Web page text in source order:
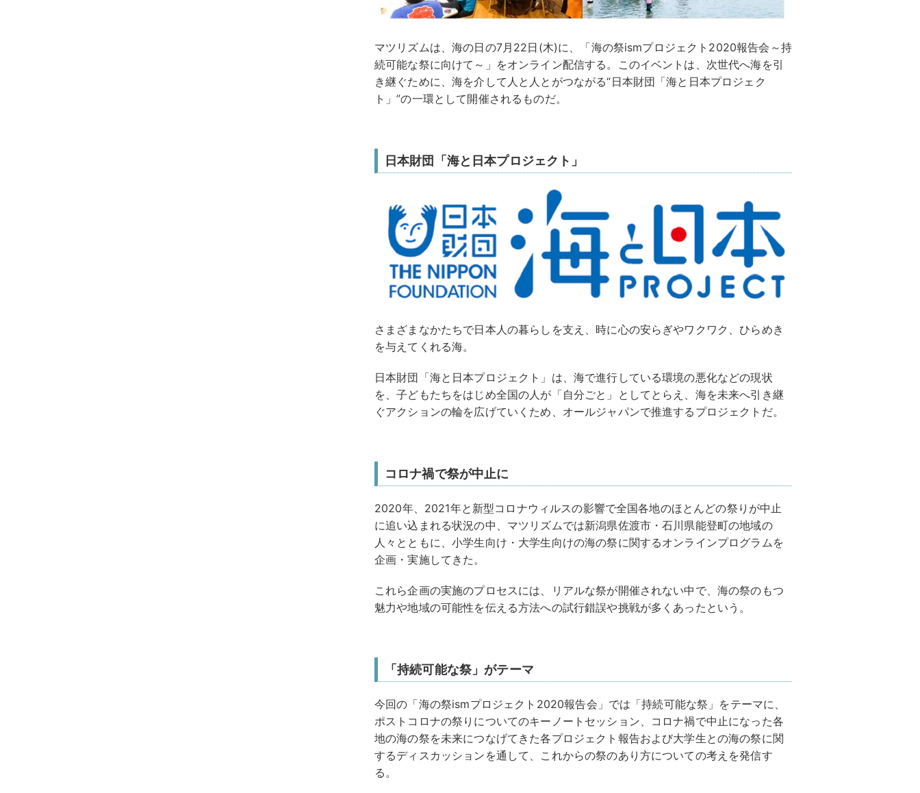
マツリズムは、海の日の7月22日(木)に、「海の祭ismプロジェクト2020報告会～持
続可能な祭に向けて～」をオンライン配信する。このイベントは、次世代へ海を引
き継ぐために、海を介して人と人とがつながる“日本財団「海と日本プロジェク
ト」”の一環として開催されるものだ。
日本財団「海と日本プロジェクト」
さまざまなかたちで日本人の暮らしを支え、時に心の安らぎやワクワク、ひらめき
を与えてくれる海。
日本財団「海と日本プロジェクト」は、海で進行している環境の悪化などの現状
を、子どもたちをはじめ全国の人が「自分ごと」としてとらえ、海を未来へ引き継
ぐアクションの輪を広げていくため、オールジャパンで推進するプロジェクトだ。
コロナ禍で祭が中止に
2020年、2021年と新型コロナウィルスの影響で全国各地のほとんどの祭りが中止
に追い込まれる状況の中、マツリズムでは新潟県佐渡市・石川県能登町の地域の
人々とともに、小学生向け・大学生向けの海の祭に関するオンラインプログラムを
企画・実施してきた。
これら企画の実施のプロセスには、リアルな祭が開催されない中で、海の祭のもつ
魅力や地域の可能性を伝える方法への試行錯誤や挑戦が多くあったという。
「持続可能な祭」がテーマ
今回の「海の祭ismプロジェクト2020報告会」では「持続可能な祭」をテーマに、
ポストコロナの祭りについてのキーノートセッション、コロナ禍で中止になった各
地の海の祭を未来につなげてきた各プロジェクト報告および大学生との海の祭に関
するディスカッションを通して、これからの祭のあり方についての考えを発信す
る。